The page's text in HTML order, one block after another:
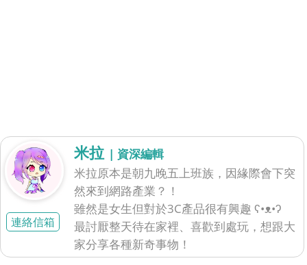
連絡信箱
米拉 | 資深編輯
米拉原本是朝九晚五上班族，因緣際會下突
然來到網路產業？！
雖然是女生但對於3C產品很有興趣 ʕ•ᴥ•ʔ
最討厭整天待在家裡、喜歡到處玩，想跟大
家分享各種新奇事物！